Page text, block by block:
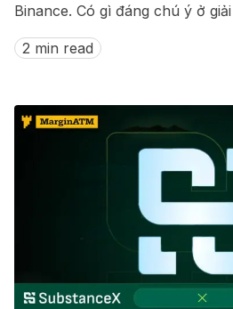
Binance. Có gì đáng chú ý ở
này?
2 min read